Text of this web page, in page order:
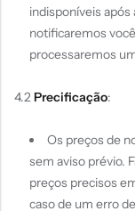
indisponíveis após
notificaremos
processaremos
4.2Precificação:
Os preços de
sem aviso prévio.
preços precisos
caso de um erro